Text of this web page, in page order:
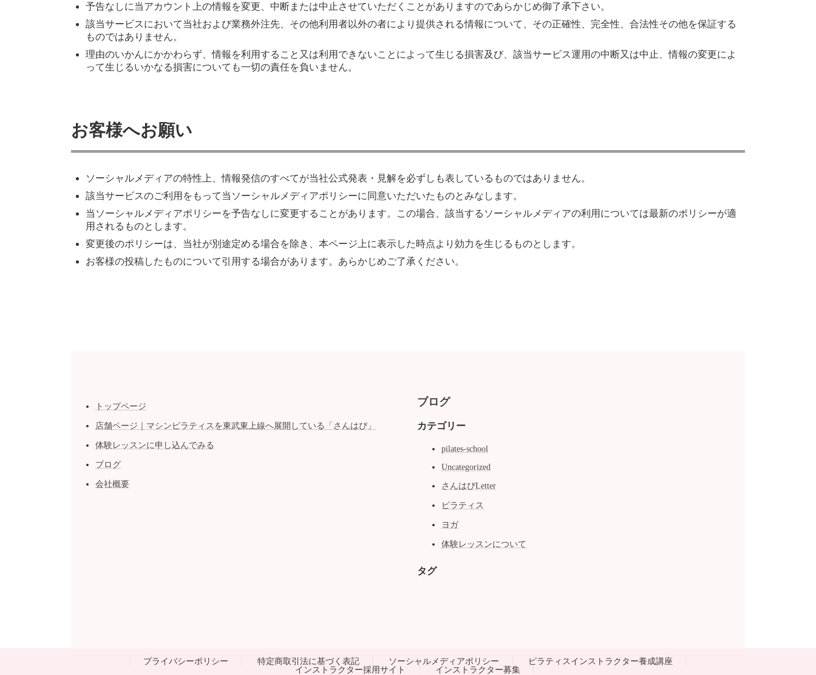
予告なしに当アカウント上の情報を変更、中断または中止させていただくことがありますのであらかじめ御了承下さい。
該当サービスにおいて当社および業務外注先、その他利用者以外の者により提供される情報について、その正確性、完全性、合法性その他を保証する
ものではありません。
理由のいかんにかかわらず、情報を利用すること又は利用できないことによって生じる損害及び、該当サービス運用の中断又は中止、情報の変更によ
って生じるいかなる損害についても一切の責任を負いません。
お客様へお願い
ソーシャルメディアの特性上、情報発信のすべてが当社公式発表・見解を必ずしも表しているものではありません。
該当サービスのご利用をもって当ソーシャルメディアポリシーに同意いただいたものとみなします。
当ソーシャルメディアポリシーを予告なしに変更することがあります。この場合、該当するソーシャルメディアの利用については最新のポリシーが適
用されるものとします。
変更後のポリシーは、当社が別途定める場合を除き、本ページ上に表示した時点より効力を生じるものとします。
お客様の投稿したものについて引用する場合があります。あらかじめご了承ください。
トップページ
店舗ページ｜マシンピラティスを東武東上線へ展開している「さんはぴ」
体験レッスンに申し込んでみる
ブログ
会社概要
ブログ
カテゴリー
pilates-school
Uncategorized
さんはぴLetter
ピラティス
ヨガ
体験レッスンについて
タグ
プライバシーポリシー 特定商取引法に基づく表記 ソーシャルメディアポリシー
ピラティスインストラクター養成講座
インストラクター採用サイト
インストラクター募集